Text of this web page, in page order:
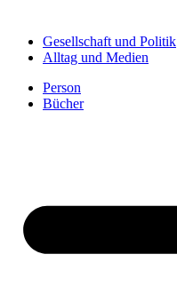
Gesellschaft und Politik
Alltag und Medien
Person
Bücher